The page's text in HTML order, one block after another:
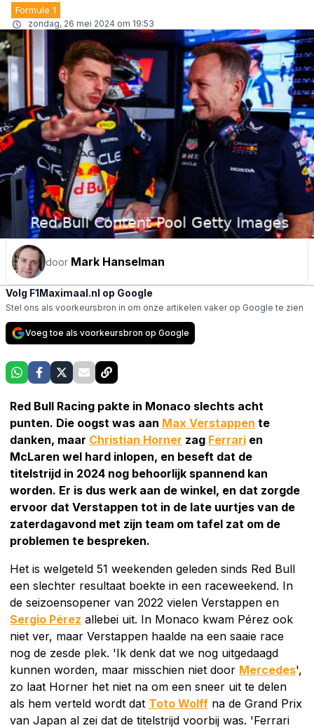
Formule 1
zondag, 26 mei 2024 om 19:53
door Mark Hanselman
Volg F1Maximaal.nl op Google
Stel ons als voorkeursbron in om onze artikelen vaker op Google te zien
Voeg toe als voorkeursbron op Google
Red Bull Racing pakte in Monaco slechts acht
punten. Die oogst was aan Max Verstappen te
danken, maar Christian Horner zag Ferrari en
McLaren wel hard inlopen, en beseft dat de
titelstrijd in 2024 nog behoorlijk spannend kan
worden. Er is dus werk aan de winkel, en dat zorgde
ervoor dat Verstappen tot in de late uurtjes van de
zaterdagavond met zijn team om tafel zat om de
problemen te bespreken.
Het is welgeteld 51 weekenden geleden sinds Red Bull
een slechter resultaat boekte in een raceweekend. In
de seizoensopener van 2022 vielen Verstappen en
Sergio Pérez allebei uit. In Monaco kwam Pérez ook
niet ver, maar Verstappen haalde na een saaie race
nog de zesde plek. 'Ik denk dat we nog uitgedaagd
kunnen worden, maar misschien niet door Mercedes',
zo laat Horner het niet na om een sneer uit te delen
als hem verteld wordt dat Toto Wolff na de Grand Prix
van Japan al zei dat de titelstrijd voorbij was. 'Ferrari